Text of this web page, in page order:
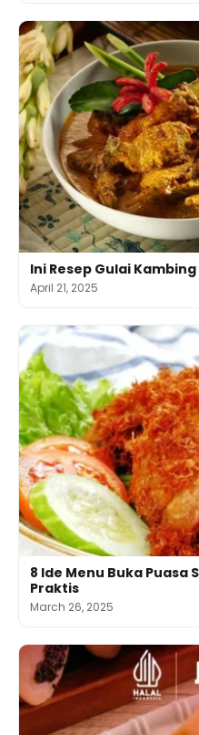
Ini Resep Gulai
April 21, 2025
8 Ide Menu Buka Puasa
Praktis
March 26, 2025